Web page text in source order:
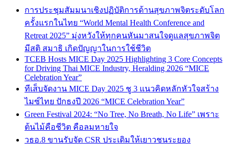
การประชุมสัมมนาเชิงปฏิบัติการด้านสุขภาพจิตระดับโลก
ครั้งแรกในไทย “World Mental Health Conference and
Retreat 2025” มุ่งหวังให้ทุกคนหันมาสนใจดูแลสุขภาพจิต
มีสติ สมาธิ เกิดปัญญาในการใช้ชีวิต
TCEB Hosts MICE Day 2025 Highlighting 3 Core Concepts
for Driving Thai MICE Industry, Heralding 2026 “MICE
Celebration Year”
ทีเส็บจัดงาน MICE Day 2025 ชู 3 แนวคิดหลักหัวใจสร้าง
ไมซ์ไทย ปักธงปี 2026 “MICE Celebration Year”
Green Festival 2024: “No Tree, No Breath, No Life” เพราะ
ต้นไม้คือชีวิต คือลมหายใจ
วธอ.8 ขานรับจัด CSR ประเดิมให้เยาวชนระยอง